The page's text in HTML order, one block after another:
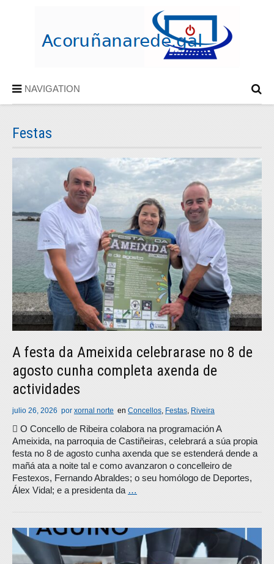
NAVIGATION
Festas
A festa da Ameixida celebrarase no 8 de
agosto cunha completa axenda de
actividades
julio 26, 2026 por xornal norte en Concellos, Festas, Riveira
 O Concello de Ribeira colabora na programación A
Ameixida, na parroquia de Castiñeiras, celebrará a súa propia
festa no 8 de agosto cunha axenda que se estenderá dende a
mañá ata a noite tal e como avanzaron o concelleiro de
Festexos, Fernando Abraldes; o seu homólogo de Deportes,
Álex Vidal; e a presidenta da …